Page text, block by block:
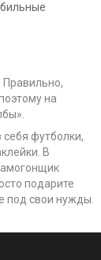
на
футболки,
В
подарите
под свои нужды.